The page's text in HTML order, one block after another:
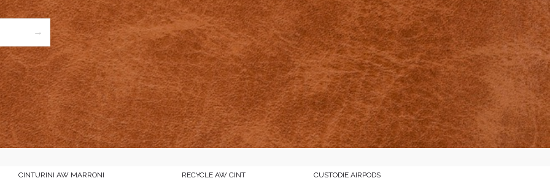
Price USD84
Available in Stock
→
CINTURINI AW MARRONI RECYCLE AW CINT CUSTODIE AIRPODS